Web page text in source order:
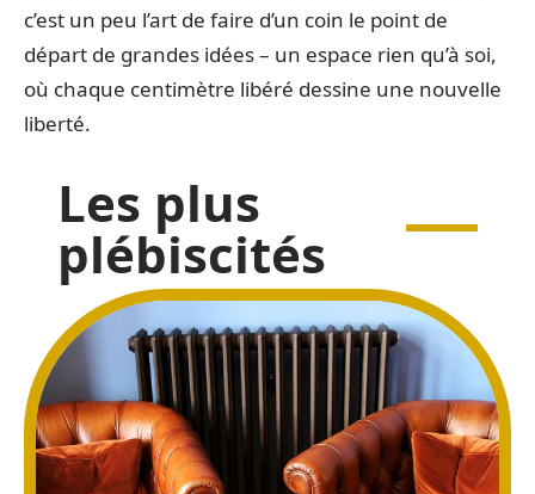
c’est un peu l’art de faire d’un coin le point de
départ de grandes idées – un espace rien qu’à soi,
où chaque centimètre libéré dessine une nouvelle
liberté.
Les plus
plébiscités